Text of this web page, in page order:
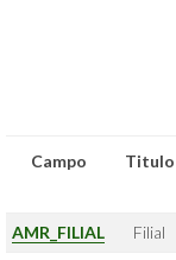
Campo Titulo
AMR_FILIAL Filial